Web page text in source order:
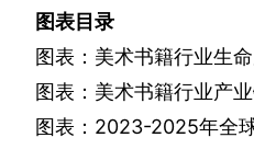
图表目录
图表：美术书籍行业生
图表：美术书籍行业产
图表： 2023-2025年全